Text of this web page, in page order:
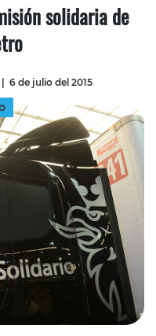
solidaria de
6 de julio del 2015